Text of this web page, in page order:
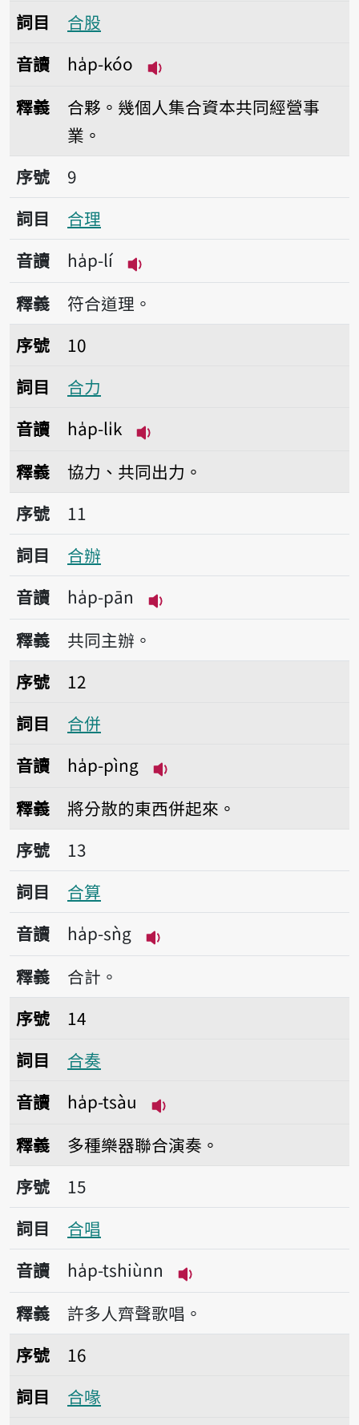
詞目
合股
音讀
ha̍p-kóo
釋義
合夥。幾個人集合資本共同經營事
業。
序號9合理
序號
9
詞目
合理
音讀
ha̍p-lí
播放音讀ha̍p-lí
釋義
符合道理。
序號10合力
序號
10
詞目
合力
音讀
ha̍p-li̍k
釋義
協力、共同出力。
序號11合辦
序號
11
詞目
合辦
音讀
ha̍p-pān
播放音讀ha̍p-pān
釋義
共同主辦。
序號12合併
序號
12
詞目
合併
音讀
ha̍p-pìng
釋義
將分散的東西併起來。
序號13合算
序號
13
詞目
合算
音讀
ha̍p-sǹg
播放音讀ha̍p-sǹg
釋義
合計。
序號14合奏
序號
14
詞目
合奏
音讀
ha̍p-tsàu
釋義
多種樂器聯合演奏。
序號15合唱
序號
15
詞目
合唱
音讀
ha̍p-tshiùnn
播放音讀ha̍p-tshiùnn
釋義
許多人齊聲歌唱。
序號16合喙
序號
16
詞目
合喙